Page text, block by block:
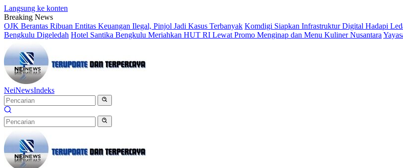
Langsung ke konten
Breaking News
OJK Berantas Ribuan Entitas Keuangan Ilegal, Pinjol Jadi Kasus Terbanyak Komdigi Siapkan Infrastruktur Digital Hadapi
Bengkulu Digeledah Hotel Santika Bengkulu Meriahkan HUT RI Lewat Promo Menginap dan Menu Kuliner Nusantara
NeiNewsIndeks